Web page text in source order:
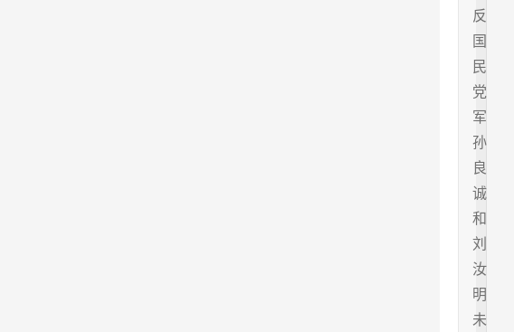
反
国
民
党
军
孙
良
诚
和
刘
汝
明
未